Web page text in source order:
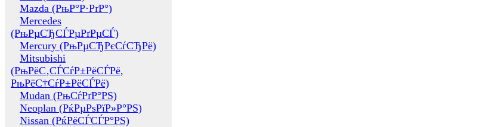
Mazda (РњР°Р·РґР°)
Mercedes
(РњРµСЂСЃРµРґРµСЃ)
Mercury (РњРµСЂРєСѓСЂРё)
Mitsubishi
(РњРёС‚СЃСѓР±РёСЃРё,
РњРёС†СѓР±РёСЃРё)
Mudan (РњСѓРґР°РЅ)
Neoplan (РќРµРѕРїР»Р°РЅ)
Nissan (РќРёСЃСЃР°РЅ)